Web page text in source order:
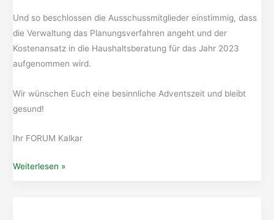
Und so beschlossen die Ausschussmitglieder einstimmig, dass
die Verwaltung das Planungsverfahren angeht und der
Kostenansatz in die Haushaltsberatung für das Jahr 2023
aufgenommen wird.
Wir wünschen Euch eine besinnliche Adventszeit und bleibt
gesund!
Ihr FORUM Kalkar
Stellplätze
Weiterlesen »